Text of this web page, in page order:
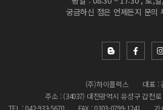
궁금하신 점은 언제든지 문의
(주)하이플럭스
대표 :
주소 : (34037) 대전광역시 유성구 갑천
TEL : 042-933-5670
FAX : 0303-0799-1241 기